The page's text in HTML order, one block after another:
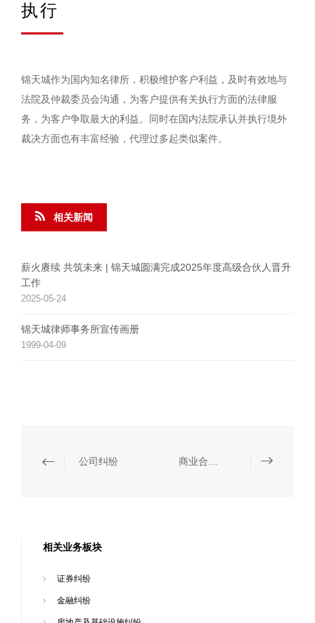
执行
锦天城作为国内知名律所，积极维护客户利益，及时有效地与
法院及仲裁委员会沟通，为客户提供有关执行方面的法律服
务，为客户争取最大的利益。同时在国内法院承认并执行境外
裁决方面也有丰富经验，代理过多起类似案件。
相关新闻
薪火赓续 共筑未来 | 锦天城圆满完成2025年度高级合伙人晋升
工作
2025-05-24
锦天城律师事务所宣传画册
1999-04-09
公司纠纷
相关业务板块
证券纠纷
金融纠纷